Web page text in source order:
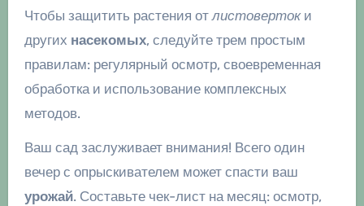
Чтобы защитить растения от листовертоки
других насекомых, следуйте трем простым
правилам: регулярный осмотр, своевременная
обработка и использование комплексных
методов.
Ваш сад заслуживает внимания! Всего один
вечер с опрыскивателем может спасти ваш
урожай. Составьте чек-лист на месяц: осмотр,